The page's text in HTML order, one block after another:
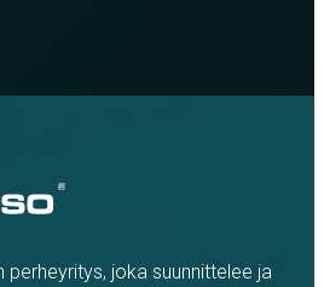
perheyritys, joka suunnittelee ja